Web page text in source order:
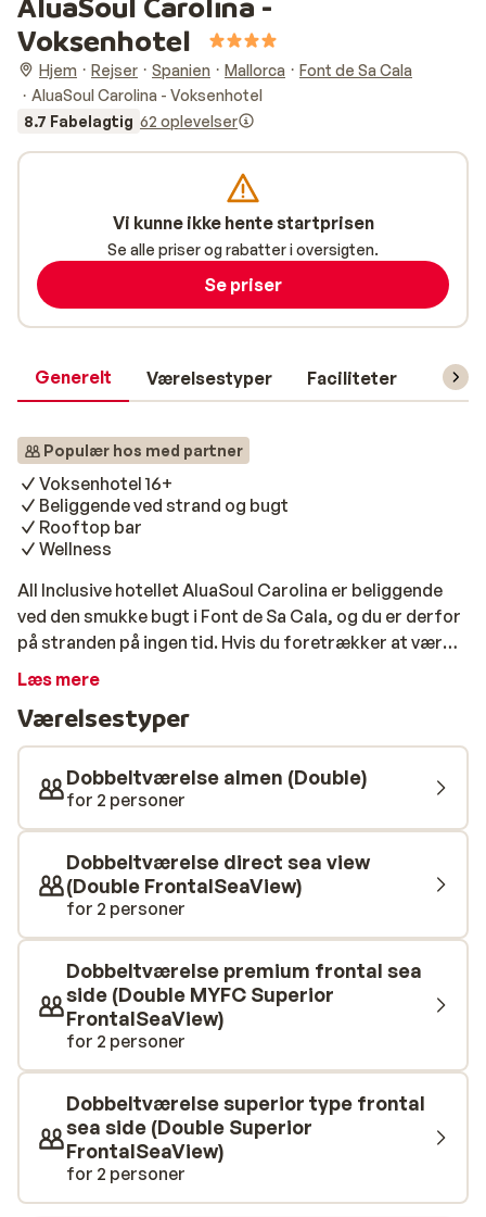
Voksenhotel
Hjem Rejser Spanien Mallorca
Font de Sa Cala
AluaSoul Carolina - Voksenhotel
8.7 Fabelagtig 62 oplevelser
Generelt Værelsestyper Faciliteter
Populær hos med partner
Voksenhotel 16+
Beliggende ved strand og bugt
Rooftop bar
Wellness
All Inclusive hotellet AluaSoul Carolina er beliggende
ved den smukke bugt i Font de Sa Cala, og du er derfor
på stranden på ingen tid. Hvis du foretrækker at være
på hotellet, kan du nyde den dejlige swimmingpool og
bugten. Hotellet byder på pæne, moderne værelser der
kan rumme op til 3 personer, og da dit ophold er med All
Inclusive er alle måltider og drikkevarer betalt
hjemmefra. AluaSoul Carolina anbefales til par og
familier, der ønsker en skøn ferie i Font de Sa Cala.
Læs mere
Værelsestyper
Dobbeltværelse almen (Double)
for 2 personer
Dobbeltværelse direct sea view
(Double FrontalSeaView)
for 2 personer
Dobbeltværelse premium frontal sea
side (Double MYFC Superior
FrontalSeaView)
for 2 personer
Dobbeltværelse superior type frontal
sea side (Double Superior
FrontalSeaView)
for 2 personer
Vi kunne ikke hente startprisen
Se alle priser og rabatter i oversigten.
Se priser